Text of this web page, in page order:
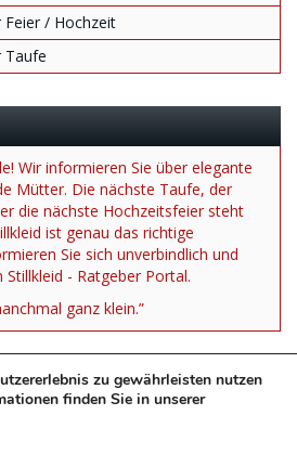
Feier / Hochzeit
Taufe
Wir informieren Sie über elegante
Mütter. Die nächste Taufe, der
die nächste Hochzeitsfeier steht
ist genau das richtige
Sie sich unverbindlich und
- Ratgeber Portal.
ganz klein.”
zu gewährleisten nutzen
finden Sie in unserer